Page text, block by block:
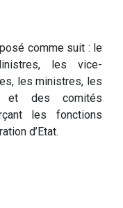
comme suit : le
les vice-
les ministres, les
et des comités
les fonctions
d’Etat.